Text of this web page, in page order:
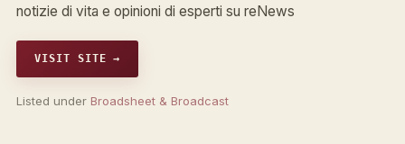
notizie di vita e opinioni di esperti su reNews
VISIT SITE →
Listed under Broadsheet & Broadcast